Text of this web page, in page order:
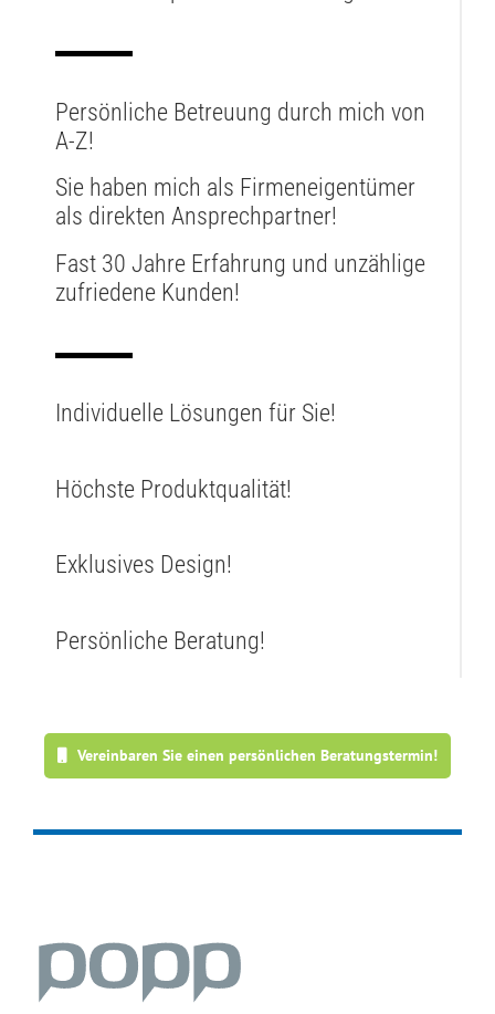
Persönliche Betreuung durch mich von
A-Z!
Sie haben mich als Firmeneigentümer
als direkten Ansprechpartner!
Fast 30 Jahre Erfahrung und unzählige
zufriedene Kunden!
Individuelle Lösungen für Sie!
Höchste Produktqualität!
Exklusives Design!
Persönliche Beratung!
Vereinbaren Sie einen persönlichen Beratungstermin!